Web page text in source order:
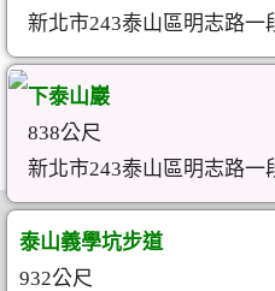
新北市243泰山區明志路一
下泰山巖
838公尺
新北市243泰山區明志路一
泰山義學坑步道
932公尺